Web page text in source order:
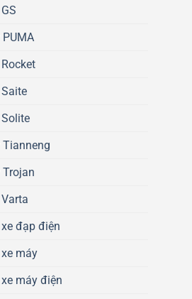
PUMA
Tianneng
Trojan
đạp điện
máy
máy điện